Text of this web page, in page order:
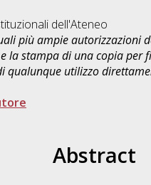
dell'Ateneo
più ampie autorizzazioni
la stampa di una copia
qualunque utilizzo
Abstract